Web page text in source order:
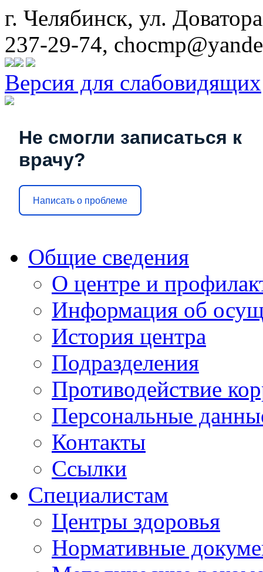
г. Челябинск, ул.
237-29-74,
Версия для слабовидящих
Не смогли записаться к
врачу?
Написать о проблеме
Общие сведения
О центре и
Информация об
История центра
Подразделения
Противодействие
Персональные
Контакты
Ссылки
Специалистам
Центры здоровья
Нормативные